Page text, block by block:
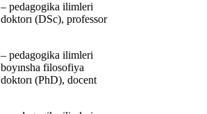
‒ pedagogika ilimleri
doktorı (DSc), professor
‒ pedagogika ilimleri
boyınsha filosofiya
doktorı (PhD), docent